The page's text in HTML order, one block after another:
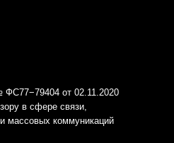
от 02.11.2020
в сфере связи,
массовых коммуникаций